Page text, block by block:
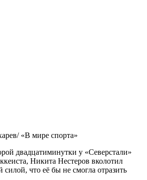
«В мире спорта»
двадцатиминутки у «Северстали»
Никита Нестеров вколотил
силой, что её бы не смогла отразить